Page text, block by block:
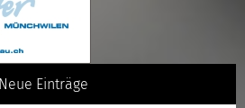
Neue Einträge